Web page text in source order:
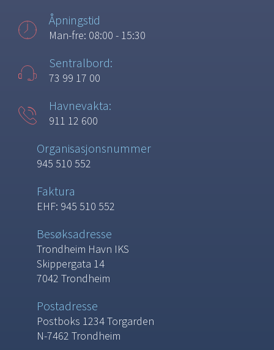
Åpningstid
Man-fre: 08:00 - 15:30
Sentralbord:
73 99 17 00
Havnevakta:
911 12 600
Organisasjonsnummer
945 510 552
Faktura
EHF: 945 510 552
Besøksadresse
Trondheim Havn IKS
Skippergata 14
7042 Trondheim
Postadresse
Postboks 1234 Torgarden
N-7462 Trondheim